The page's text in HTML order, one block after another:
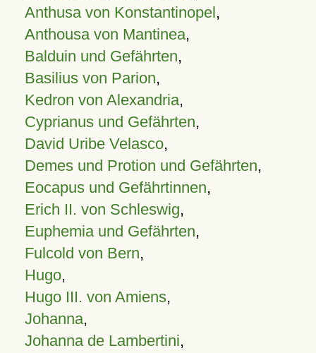
Anthusa von Konstantinopel,
Anthousa von Mantinea,
Balduin und Gefährten,
Basilius von Parion,
Kedron von Alexandria,
Cyprianus und Gefährten,
David Uribe Velasco,
Demes und Protion und Gefährten,
Eocapus und Gefährtinnen,
Erich II. von Schleswig,
Euphemia und Gefährten,
Fulcold von Bern,
Hugo,
Hugo III. von Amiens,
Johanna,
Johanna de Lambertini,